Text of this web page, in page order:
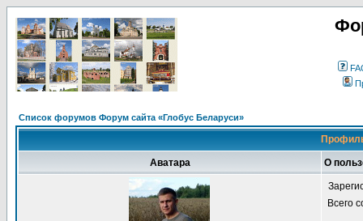
Список форумов Форум сайта «Глобус Беларуси»
Аватара О
Всего